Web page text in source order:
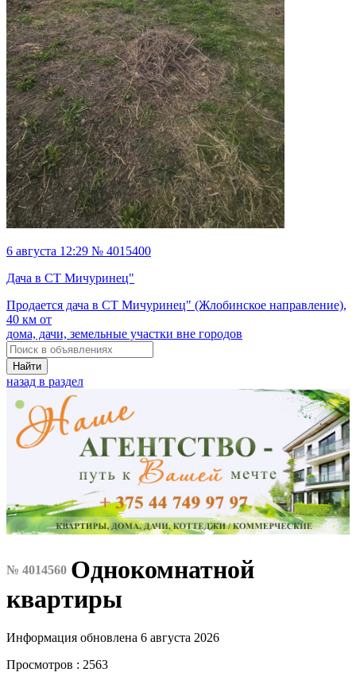
6 августа 12:29 № 4015400
Дача в СТ Мичуринец"
Продается дача в СТ Мичуринец" (Жлобинское направление),
40 км от
дома, дачи, земельные участки вне городов
Найти
назад в раздел
№ 4014560 Однокомнатной
квартиры
Информация обновлена 6 августа 2026
Просмотров : 2563